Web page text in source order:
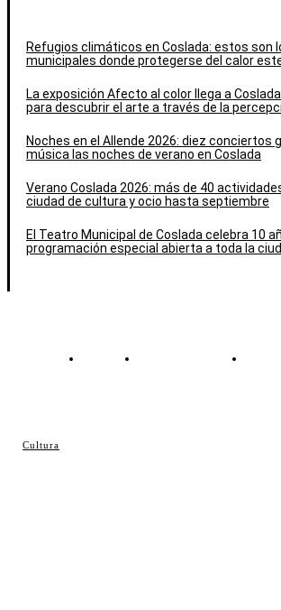
Cultura
Refugios climáticos en Coslada: estos son
municipales donde protegerse del calor
La exposición Afecto al color llega a
para descubrir el arte a través de la
Noches en el Allende 2026: diez conciertos
música las noches de verano en Coslada
Verano Coslada 2026: más de 40
ciudad de cultura y ocio hasta septiembre
El Teatro Municipal de Coslada celebra 10
programación especial abierta a toda la
Contacto Política de cookies